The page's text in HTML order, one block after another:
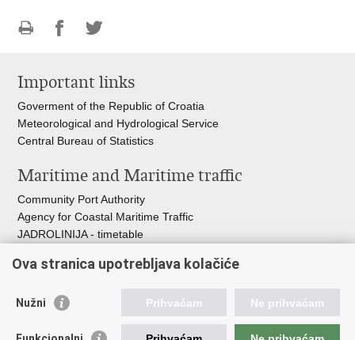
page
FacebookTwitteru
Important links
Goverment of the Republic of Croatia
Meteorological and Hydrological Service
Central Bureau of Statistics
Maritime and Maritime traffic
Community Port Authority
Agency for Coastal Maritime Traffic
JADROLINIJA - timetable
Croatian Motorways
Ova stranica upotrebljava kolačiće
Nužni Prihvaćam Ne prihvaćam